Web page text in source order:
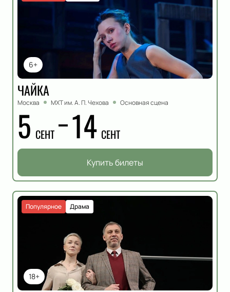
6+
ЧАЙКА
Москва МХТ им. А. П. Чехова Основная сцена
5 СЕНТ 14 СЕНТ
Купить билеты
18+
Драма
Популярное